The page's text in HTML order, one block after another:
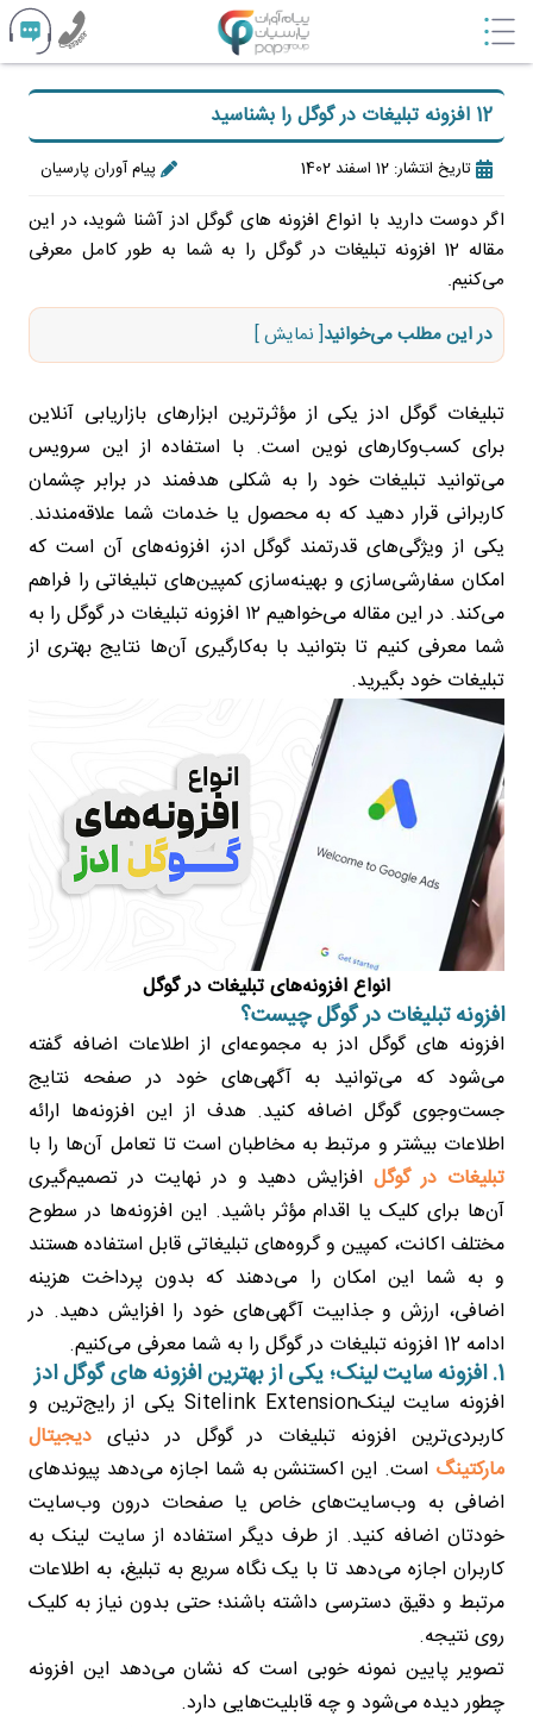
12 افزونه تبلیغات در گوگل را بشناسید
تاریخ انتشار: 12 اسفند 1402 پیام آوران پارسیان
اگر دوست دارید با انواع افزونه های گوگل ادز آشنا شوید، در این
مقاله 12 افزونه تبلیغات در گوگل را به شما به طور کامل معرفی
می‌کنیم.
در این مطلب می‌خوانید[ نمایش ]
تبلیغات گوگل ادز یکی از مؤثرترین ابزارهای بازاریابی آنلاین
برای کسب‌وکارهای نوین است. با استفاده از این سرویس
می‌توانید تبلیغات خود را به شکلی هدفمند در برابر چشمان
کاربرانی قرار دهید که به محصول یا خدمات شما علاقه‌مندند.
یکی از ویژگی‌های قدرتمند گوگل ادز، افزونه‌های آن است که
امکان سفارشی‌سازی و بهینه‌سازی کمپین‌های تبلیغاتی را فراهم
می‌کند. در این مقاله می‌خواهیم ۱۲ افزونه تبلیغات در گوگل را به
شما معرفی کنیم تا بتوانید با به‌کارگیری آن‌ها نتایج بهتری از
تبلیغات خود بگیرید.
انواع افزونه‌های تبلیغات در گوگل
افزونه تبلیغات در گوگل چیست؟
افزونه‌ های گوگل ادز به مجموعه‌ای از اطلاعات اضافه گفته
می‌شود که می‌توانید به آگهی‌های خود در صفحه نتایج
جست‌وجوی گوگل اضافه کنید. هدف از این افزونه‌ها ارائه
اطلاعات بیشتر و مرتبط به مخاطبان است تا تعامل آن‌ها را با
تبلیغات در گوگلافزایش دهید و در نهایت در تصمیم‌گیری
آن‌ها برای کلیک یا اقدام مؤثر باشید. این افزونه‌ها در سطوح
مختلف اکانت، کمپین و گروه‌های تبلیغاتی قابل استفاده هستند
و به شما این امکان را می‌دهند که بدون پرداخت هزینه
اضافی، ارزش و جذابیت آگهی‌های خود را افزایش دهید. در
ادامه 12 افزونه تبلیغات در گوگل را به شما معرفی می‌کنیم.
1. افزونه سایت لینک؛ یکی از بهترین افزونه های گوگل ادز
افزونه سایت لینکSitelink Extension یکی از رایج‌ترین و
کاربردی‌ترین افزونه‌ تبلیغات در گوگل در دنیای دیجیتال
مارکتینگ است. این اکستنشن به شما اجازه می‌دهد پیوندهای
اضافی به وب‌سایت‌های خاص یا صفحات درون وب‌سایت
خودتان اضافه کنید. از طرف دیگر استفاده از سایت لینک به
کاربران اجازه می‌دهد تا با یک نگاه سریع به تبلیغ، به اطلاعات
مرتبط و دقیق دسترسی داشته باشند؛ حتی بدون نیاز به کلیک
روی نتیجه.
تصویر پایین نمونه خوبی است که نشان می‌دهد این افزونه
چطور دیده می‌شود و چه قابلیت‌هایی دارد.